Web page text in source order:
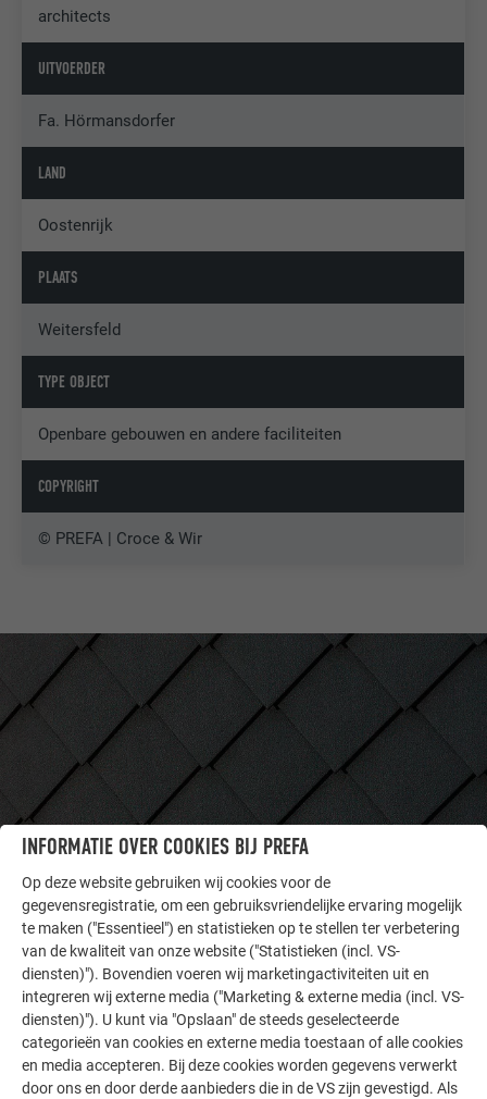
architects
UITVOERDER
Fa. Hörmansdorfer
LAND
Oostenrijk
PLAATS
Weitersfeld
TYPE OBJECT
Openbare gebouwen en andere faciliteiten
COPYRIGHT
© PREFA | Croce & Wir
LAAT U INSPIREREN
ANDERE OBJECTEN
De PREFA referentiegallerij laat zien hoe veelzijdig
aluminium kan worden toegepast. Ontdek meer
indrukwekkende projecten met de duurzame PREFA
aluminiumoplossingen voor dak, zonne-energie en
INFORMATIE OVER COOKIES BIJ PREFA
Op deze website gebruiken wij cookies voor de
gegevensregistratie, om een gebruiksvriendelijke ervaring mogelijk
te maken ("Essentieel") en statistieken op te stellen ter verbetering
van de kwaliteit van onze website ("Statistieken (incl. VS-
diensten)"). Bovendien voeren wij marketingactiviteiten uit en
integreren wij externe media ("Marketing & externe media (incl. VS-
diensten)"). U kunt via "Opslaan" de steeds geselecteerde
categorieën van cookies en externe media toestaan of alle cookies
en media accepteren. Bij deze cookies worden gegevens verwerkt
door ons en door derde aanbieders die in de VS zijn gevestigd. Als